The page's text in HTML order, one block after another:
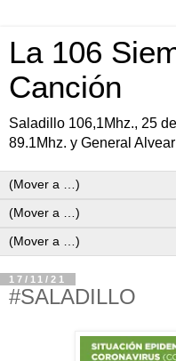
La 106
Canción
Saladillo 106,1Mhz., 25
89.1Mhz. y General
17/11/21
#SALADILLO